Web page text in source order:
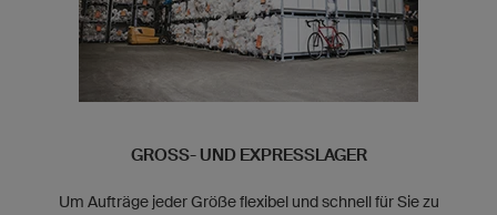
GROSS- UND EXPRESSLAGER
Um Aufträge jeder Größe flexibel und schnell für Sie zu